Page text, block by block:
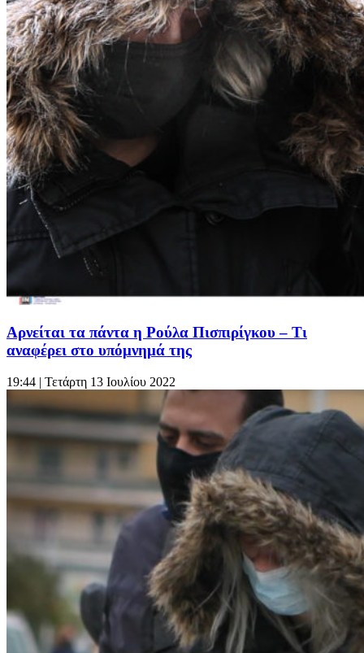
Αρνείται τα πάντα η Ρούλα Πισπιρίγκου – Τι
αναφέρει στο υπόμνημά της
19:44 | Τετάρτη 13 Ιουλίου 2022